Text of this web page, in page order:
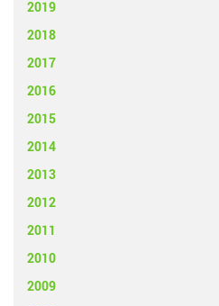
2019
2018
2017
2016
2015
2014
2013
2012
2011
2010
2009